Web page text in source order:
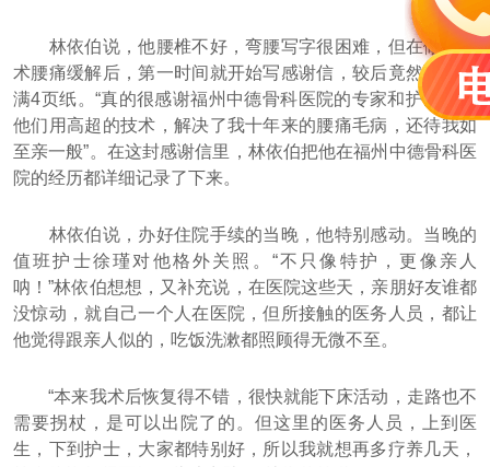
林依伯说，他腰椎不好，弯腰写字很困难，但在做完手
术腰痛缓解后，第一时间就开始写感谢信，较后竟然写了满
满4页纸。“真的很感谢福州中德骨科医院的专家和护士们，
他们用高超的技术，解决了我十年来的腰痛毛病，还待我如
至亲一般”。在这封感谢信里，林依伯把他在福州中德骨科医
院的经历都详细记录了下来。
林依伯说，办好住院手续的当晚，他特别感动。当晚的
值班护士徐瑾对他格外关照。“不只像特护，更像亲人
呐！”林依伯想想，又补充说，在医院这些天，亲朋好友谁都
没惊动，就自己一个人在医院，但所接触的医务人员，都让
他觉得跟亲人似的，吃饭洗漱都照顾得无微不至。
“本来我术后恢复得不错，很快就能下床活动，走路也不
需要拐杖，是可以出院了的。但这里的医务人员，上到医
生，下到护士，大家都特别好，所以我就想再多疗养几天，